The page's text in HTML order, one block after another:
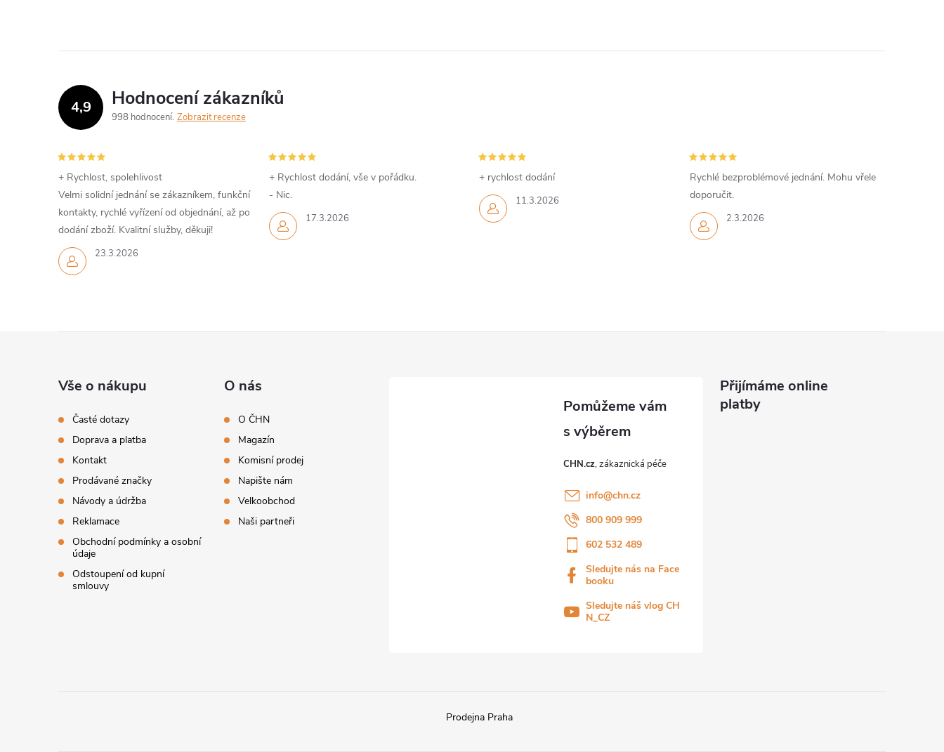
4,9 Hodnocení zákazníků
998 hodnocení Zobrazit recenze
23.3.2026
+ Rychlost, spolehlivost
Velmi solidní jednání se zákazníkem, funkční
kontakty, rychlé vyřízení od objednání, až po
dodání zboží. Kvalitní služby, děkuji!
17.3.2026
+ Rychlost dodání, vše v pořádku.
- Nic.
11.3.2026
+ rychlost dodání
2.3.2026
Rychlé bezproblémové jednání. Mohu vřele
doporučit.
Vše o nákupu
Časté dotazy
Doprava a platba
Kontakt
Prodávané značky
Návody a údržba
Reklamace
Obchodní podmínky a osobní
údaje
Odstoupení od kupní
smlouvy
O nás
O ČHN
Magazín
Komisní prodej
Napište nám
Velkoobchod
Naši partneři
CHN.cz
info@chn.cz
800 909 999
602 532 489
Sledujte nás na Face
booku
Sledujte náš vlog CH
N_CZ
Přijímáme online
platby
Prodejna Praha